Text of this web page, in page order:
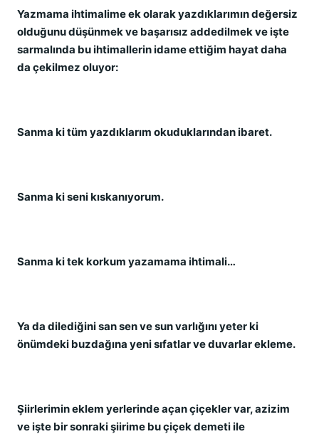
Yazmama ihtimalime ek olarak yazdıklarımın değersiz
olduğunu düşünmek ve başarısız addedilmek ve işte
sarmalında bu ihtimallerin idame ettiğim hayat daha
da çekilmez oluyor:
Sanma ki tüm yazdıklarım okuduklarından ibaret.
Sanma ki seni kıskanıyorum.
Sanma ki tek korkum yazamama ihtimali…
Ya da dilediğini san sen ve sun varlığını yeter ki
önümdeki buzdağına yeni sıfatlar ve duvarlar ekleme.
Şiirlerimin eklem yerlerinde açan çiçekler var, azizim
ve işte bir sonraki şiirime bu çiçek demeti ile